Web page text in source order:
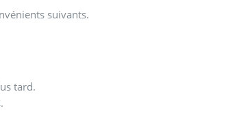
suivants.
tard.